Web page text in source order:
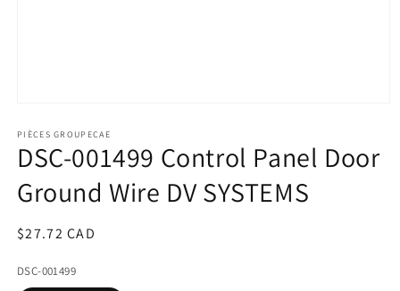
média
1
dans
fenêtre
modale
PIÈCES GROUPECAE
DSC-001499 Control Panel Door
Ground Wire DV SYSTEMS
Prix
$27.72 CAD
DSC-001499